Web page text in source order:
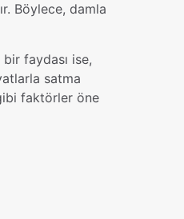
Böylece, damla
faydası ise,
satma
faktörler öne